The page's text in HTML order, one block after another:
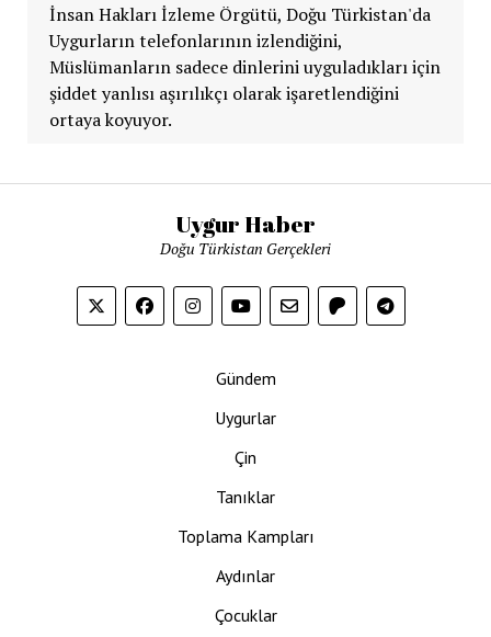
İnsan Hakları İzleme Örgütü, Doğu Türkistan'da
Uygurların telefonlarının izlendiğini,
Müslümanların sadece dinlerini uyguladıkları için
şiddet yanlısı aşırılıkçı olarak işaretlendiğini
ortaya koyuyor.
Uygur Haber
Doğu Türkistan Gerçekleri
Gündem
Uygurlar
Çin
Tanıklar
Toplama Kampları
Aydınlar
Çocuklar